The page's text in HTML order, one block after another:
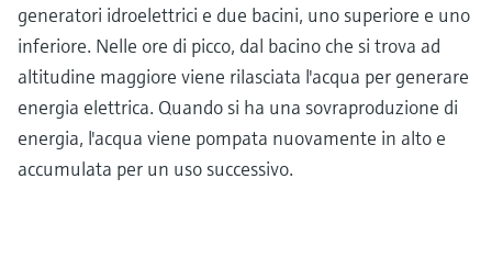
generatori idroelettrici e due bacini, uno superiore e uno
inferiore. Nelle ore di picco, dal bacino che si trova ad
altitudine maggiore viene rilasciata l'acqua per generare
energia elettrica. Quando si ha una sovraproduzione di
energia, l'acqua viene pompata nuovamente in alto e
accumulata per un uso successivo.